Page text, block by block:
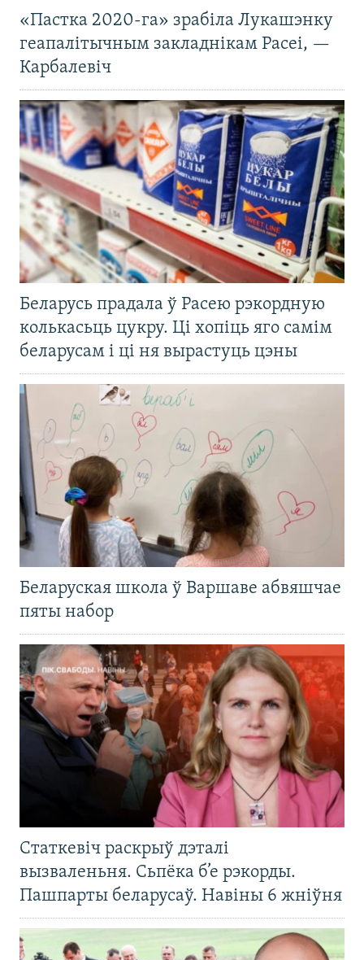
«Пастка 2020-га» зрабіла Лукашэнку
геапалітычным закладнікам Расеі, —
Карбалевіч
Беларусь прадала ў Расею рэкордную
колькасьць цукру. Ці хопіць яго самім
беларусам і ці ня вырастуць цэны
Беларуская школа ў Варшаве абвяшчае
пяты набор
Статкевіч раскрыў дэталі
вызваленьня. Сьпёка б’е рэкорды.
Пашпарты беларусаў. Навіны 6 жніўня